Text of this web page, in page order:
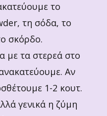
το
τη σόδα, το
σκόρδο.
με τα στερεά στο
Αν
1-2 κουτ.
γενικά η ζύμη